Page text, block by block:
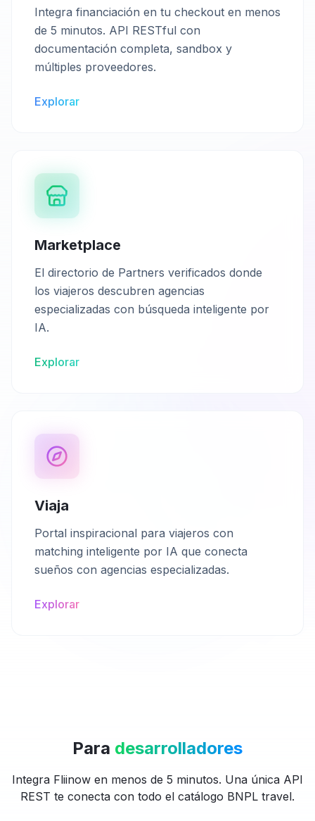
Integra financiación en tu checkout en menos
de 5 minutos. API RESTful con
documentación completa, sandbox y
múltiples proveedores.
Explorar
Marketplace
El directorio de Partners verificados donde
los viajeros descubren agencias
especializadas con búsqueda inteligente por
IA.
Explorar
Viaja
Portal inspiracional para viajeros con
matching inteligente por IA que conecta
sueños con agencias especializadas.
Explorar
Para desarrolladores
Integra Fliinow en menos de 5 minutos. Una única API
REST te conecta con todo el catálogo BNPL travel.